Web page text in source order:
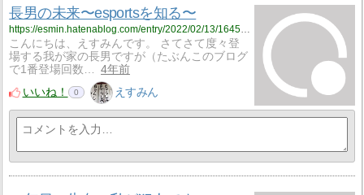
長男の未来〜esportsを知る〜
https://esmin.hatenablog.com/entry/2022/02/13/164506
こんにちは、えすみんです。 さてさて度々登
場する我が家の長男ですが（たぶんこのブログ
で1番登場回数…
4年前
いいね！
0 えすみん